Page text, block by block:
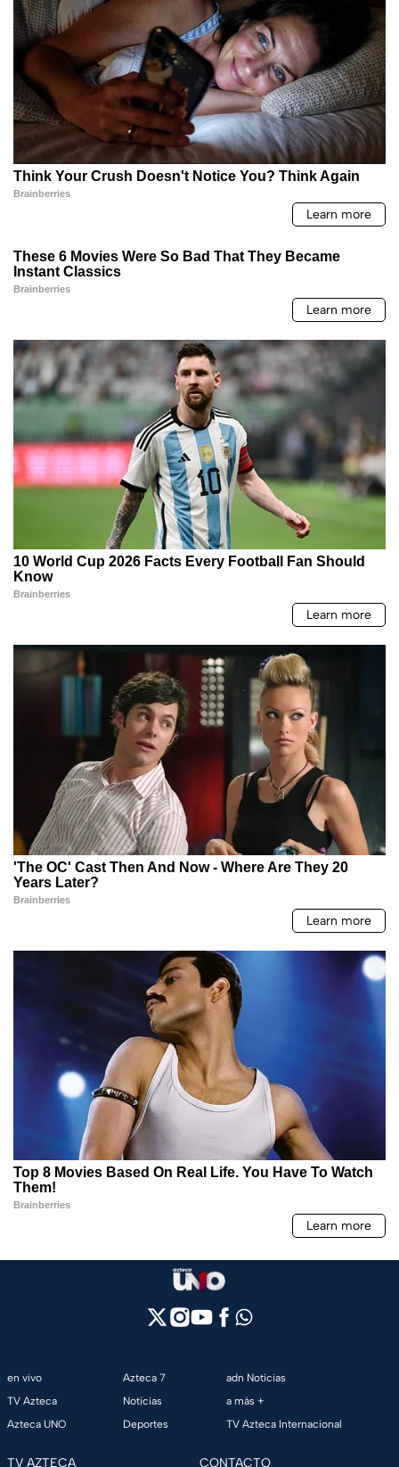
en vivo
TV Azteca
Azteca UNO
Azteca 7
Noticias
Deportes
adn Noticias
a más +
TV Azteca Internacional
TV AZTECA CONTACTO